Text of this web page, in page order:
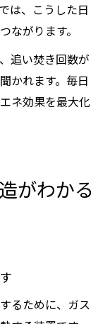
は、こうした日
ながります。
追い焚き回数が
かれます。毎日
ネ効果を最大化
がわかる
るために、ガス